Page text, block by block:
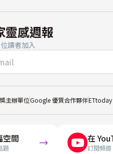
靈感週報
讀者加入
主辦單位Google 優質合作夥伴ETtoday
間
題
在
訂閱頻